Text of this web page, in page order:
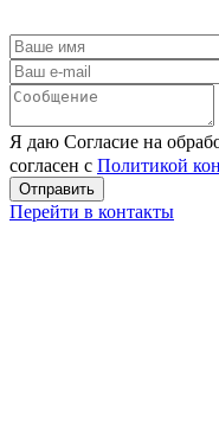
Я даю Согласие на
согласен с Политикой
Перейти в контакты